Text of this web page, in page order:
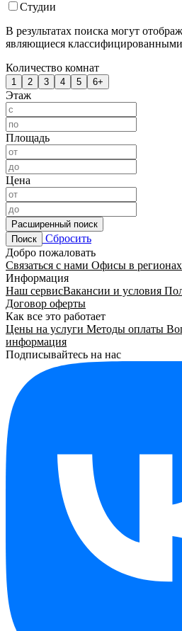
Студии
В результатах поиска могут
являющиеся
Количество комнат
1 2 3 4 5 6+
Этаж
Площадь
Цена
Расширенный поиск
Поиск
Сбросить
Добро пожаловать
Связаться с нами Офисы в регионах
Информация
Наш сервисВакансии и условия
Договор оферты
Как все это работает
Цены на услуги Методы оплаты
информация
Подписывайтесь на нас